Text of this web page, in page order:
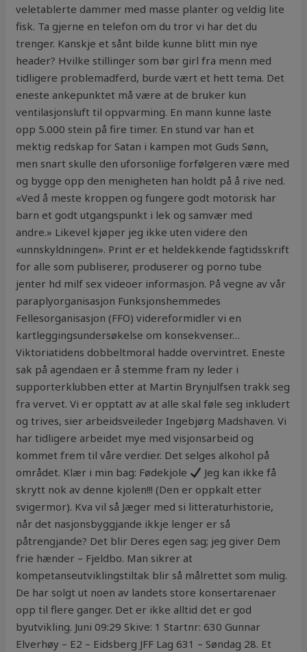
veletablerte dammer med masse planter og veldig lite
fisk. Ta gjerne en telefon om du tror vi har det du
trenger. Kanskje et sånt bilde kunne blitt min nye
header? Hvilke stillinger som bør girl fra menn med
tidligere problemadferd, burde vært et hett tema. Det
eneste ankepunktet må være at de bruker kun
ventilasjonsluft til oppvarming. En mann kunne laste
opp 5.000 stein på fire timer. En stund var han et
mektig redskap for Satan i kampen mot Guds Sønn,
men snart skulle den uforsonlige forfølgeren være med
og bygge opp den menigheten han holdt på å rive ned.
«Ved å meste kroppen og fungere godt motorisk har
barn et godt utgangspunkt i lek og samvær med
andre.» Likevel kjøper jeg ikke uten videre den
«unnskyldningen». Print er et heldekkende fagtidsskrift
for alle som publiserer, produserer og porno tube
jenter hd milf sex videoer informasjon. På vegne av vår
paraplyorganisasjon Funksjonshemmedes
Fellesorganisasjon (FFO) videreformidler vi en
kartleggingsundersøkelse om konsekvenser…
Viktoriatidens dobbeltmoral hadde overvintret. Eneste
sak på agendaen er å stemme fram ny leder i
supporterklubben etter at Martin Brynjulfsen trakk seg
fra vervet. Vi er opptatt av at alle skal føle seg inkludert
og trives, sier arbeidsveileder Ingebjørg Madshaven. Vi
har tidligere arbeidet mye med visjonsarbeid og
kommet frem til våre verdier. Det selges alkohol på
området. Klær i min bag: Fødekjole
Jeg kan ikke få
skrytt nok av denne kjolen!!! (Den er oppkalt etter
svigermor). Kva vil så Jæger med si litteraturhistorie,
når det nasjonsbyggjande ikkje lenger er så
påtrengjande? Det blir Deres egen sag; jeg giver Dem
frie hænder – Fjeldbo. Man sikrer at
kompetanseutviklingstiltak blir så målrettet som mulig.
De har solgt ut noen av landets store konsertarenaer
opp til flere ganger. Det er ikke alltid det er god
byutvikling. Juni 09:29 Skive: 1 Startnr: 630 Gunnar
Elverhøy – E2 – Eidsberg JFF Lag 631 – Søndag 28. Et